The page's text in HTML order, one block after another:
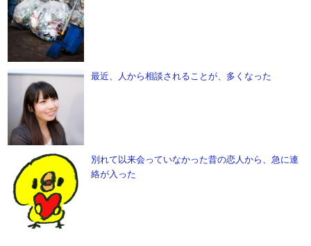
最近、人から相談されることが、多くなった
別れて以来会っていなかった昔の恋人から、急に連
絡が入った